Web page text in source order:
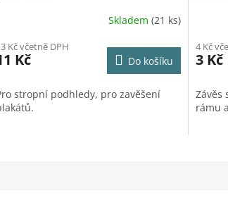
Skladem (21 ks)
Kč včetně DPH
Kč Do košíku
stropní podhledy, pro zavěšení
4 Kč
3 Kč
Závěs
rámu